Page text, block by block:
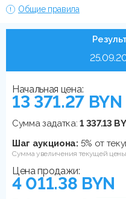
Общие правила
Начальная цена:
13 371.27 BYN
Сумма задатка:1 337.13
Шаг аукциона: 5% от
Сумма увеличения текущей цены
Цена продажи:
4 011.38 BYN